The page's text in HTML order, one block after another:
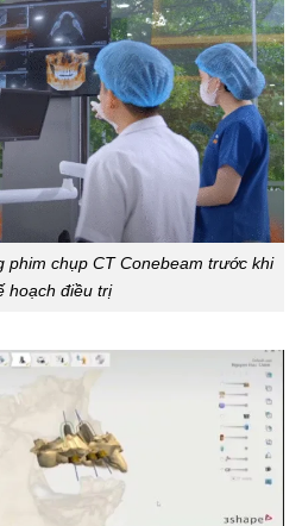
phim chụp CT Conebeam trước khi
hoạch điều trị